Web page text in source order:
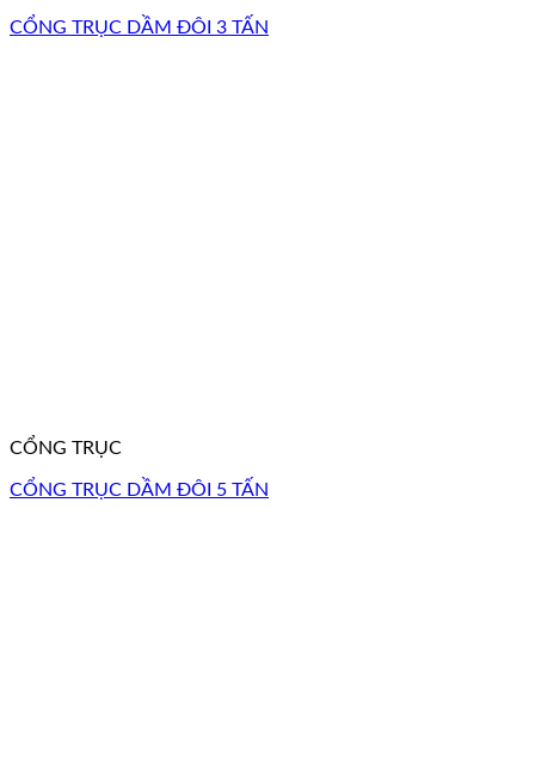
CỔNG TRỤC DẦM ĐÔI 3 TẤN
CỔNG TRỤC
CỔNG TRỤC DẦM ĐÔI 5 TẤN